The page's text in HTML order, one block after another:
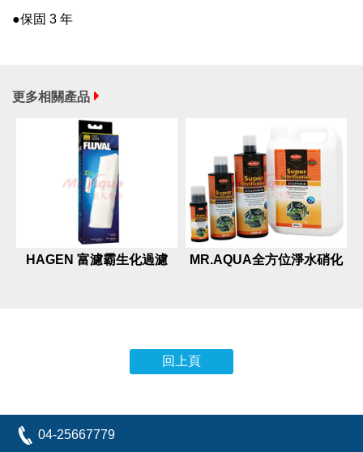
●保固 3 年
更多相關產品
HAGEN 富濾霸生化過濾
MR.AQUA全方位淨水硝化
回上頁
04-25667779